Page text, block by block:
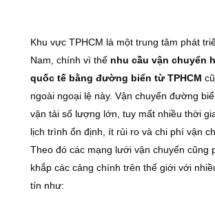
Khu vực TPHCM là một trung tâm phát
Nam, chính vì thế nhu cầu vận chuyển
quốc tế bằng đường biển từ TPHCM
ngoài ngoại lệ này. Vận chuyển đường
vận tải số lượng lớn, tuy mất nhiều thời
lịch trình ổn định, ít rủi ro và chi phí vận
Theo đó các mạng lưới vận chuyển cũng
khắp các cảng chính trên thế giới với
tín như: